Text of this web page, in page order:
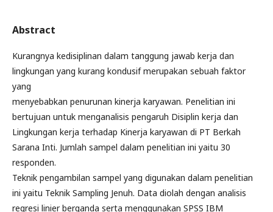
Abstract
Kurangnya kedisiplinan dalam tanggung jawab kerja dan
lingkungan yang kurang kondusif merupakan sebuah faktor
yang
menyebabkan penurunan kinerja karyawan. Penelitian ini
bertujuan untuk menganalisis pengaruh Disiplin kerja dan
Lingkungan kerja terhadap Kinerja karyawan di PT Berkah
Sarana Inti. Jumlah sampel dalam penelitian ini yaitu 30
responden.
Teknik pengambilan sampel yang digunakan dalam penelitian
ini yaitu Teknik Sampling Jenuh. Data diolah dengan analisis
regresi linier berganda serta menggunakan SPSS IBM